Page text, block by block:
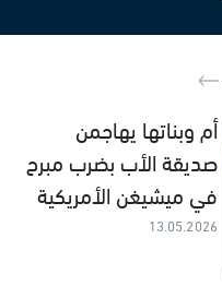
أم وبناتها يهاجمن
صديقة الأب بضرب مبرح
في ميشيغن الأمريكية
13.05.2026